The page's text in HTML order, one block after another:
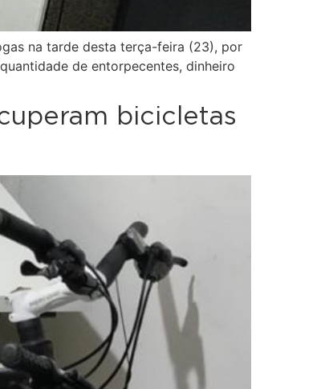
na tarde desta terça-feira (23), por
de entorpecentes, dinheiro
bicicletas